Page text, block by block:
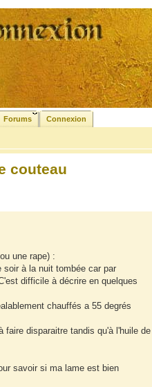
Forums Connexion
couteau
une rape) :
à la nuit tombée car par
difficile à décrire en quelques
chauffés a 55 degrés
disparaitre tandis qu'à l'huile de
savoir si ma lame est bien